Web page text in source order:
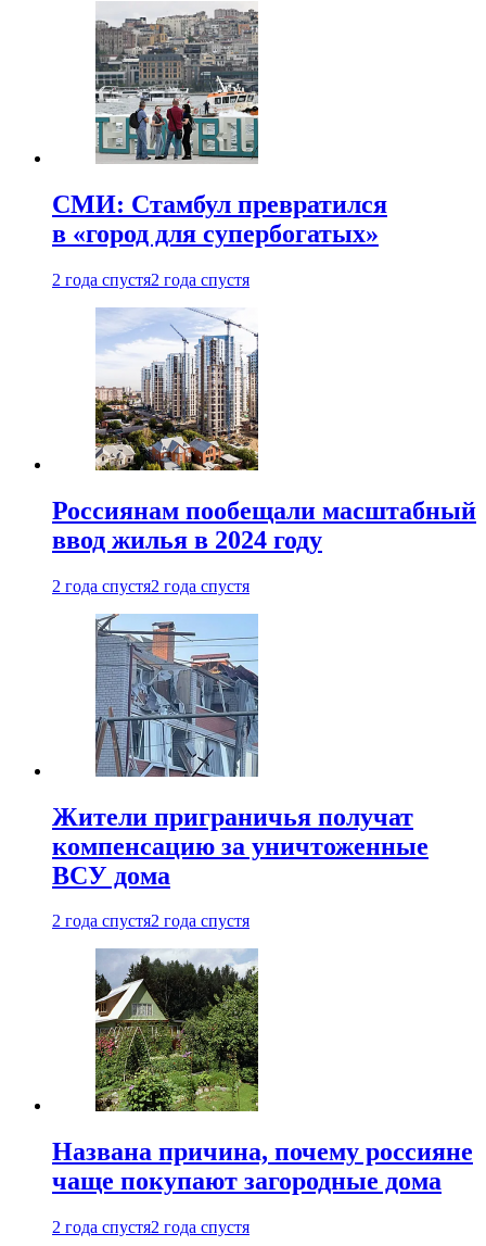
СМИ: Стамбул превратился
в «город для супербогатых»
2 года спустя2 года спустя
Россиянам пообещали масштабный
ввод жилья в 2024 году
2 года спустя2 года спустя
Жители приграничья получат
компенсацию за уничтоженные
ВСУ дома
2 года спустя2 года спустя
Названа причина, почему россияне
чаще покупают загородные дома
2 года спустя2 года спустя